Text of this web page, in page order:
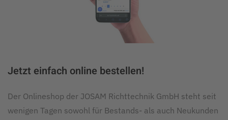
Jetzt einfach online bestellen!
Der Onlineshop der JOSAM Richttechnik GmbH steht seit
wenigen Tagen sowohl für Bestands- als auch Neukunden